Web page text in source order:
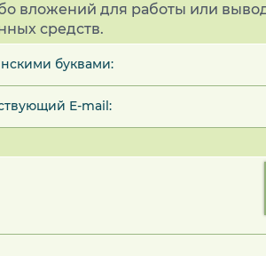
вложений для работы или
средств.
буквами:
E-mail: